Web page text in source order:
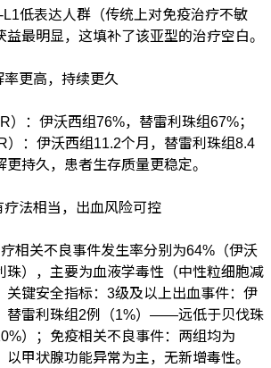
低表达人群（传统上对免疫治疗不敏
最明显，这填补了该亚型的治疗空白。
更高，持续更久
：伊沃西组76%，替雷利珠组67%；
）：伊沃西组11.2个月，替雷利珠组8.4
持久，患者生存质量更稳定。
法相当，出血风险可控
相关不良事件发生率分别为64%（伊沃
珠），主要为血液学毒性（中性粒细胞减
关键安全指标：3级及以上出血事件：伊
替雷利珠组2例（1%）——远低于贝伐珠
）；免疫相关不良事件：两组均为
甲状腺功能异常为主，无新增毒性。